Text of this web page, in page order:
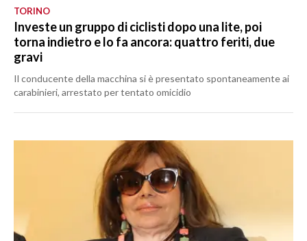
TORINO
Investe un gruppo di ciclisti dopo una lite, poi
torna indietro e lo fa ancora: quattro feriti, due
gravi
Il conducente della macchina si è presentato spontaneamente ai
carabinieri, arrestato per tentato omicidio